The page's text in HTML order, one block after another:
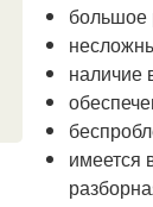
большое
наличие
имеется